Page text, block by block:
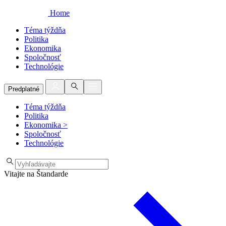
Home
Téma týždňa
Politika
Ekonomika
Spoločnosť
Technológie
Predplatné
Téma týždňa
Politika
Ekonomika >
Spoločnosť
Technológie
Vitajte na Štandarde